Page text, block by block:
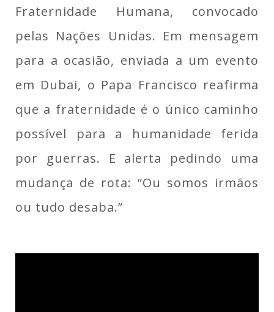
Fraternidade Humana, convocado
pelas Nações Unidas. Em mensagem
para a ocasião, enviada a um evento
em Dubai, o Papa Francisco reafirma
que a fraternidade é o único caminho
possível para a humanidade ferida
por guerras. E alerta pedindo uma
mudança de rota: “Ou somos irmãos
ou tudo desaba.”